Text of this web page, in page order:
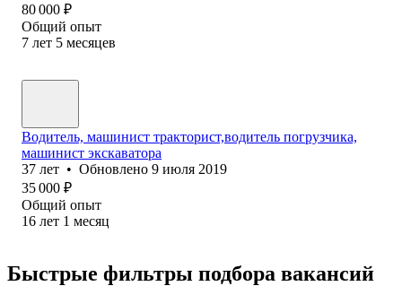
80 000 ₽
Общий опыт
7 лет 5 месяцев
Водитель, машинист тракторист,водитель погрузчика,
машинист экскаватора
37 лет • Обновлено 9 июля 2019
35 000 ₽
Общий опыт
16 лет 1 месяц
Быстрые фильтры подбора вакансий